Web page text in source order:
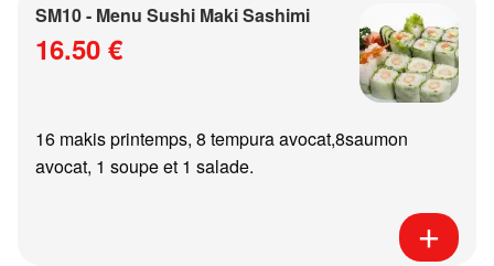
SM10 - Menu Sushi Maki Sashimi
16.50 €
16 makis printemps, 8 tempura avocat,8saumon
avocat, 1 soupe et 1 salade.